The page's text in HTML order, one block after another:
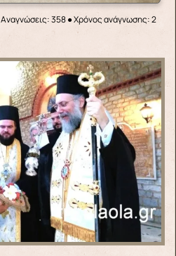
Αναγνώσεις: 358● Χρόνος ανάγνωσης: 2